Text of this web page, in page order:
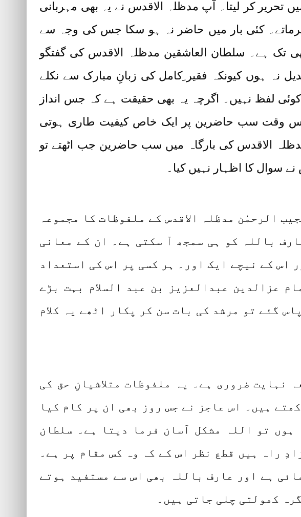
کر لیتا۔ آپ مدظلہ الاقدس نے یہ بھی مہربانی
کئی بار میں حاضر نہ ہو سکا جس کی وجہ سے
تک ہے۔ سلطان العاشقین مدظلہ الاقدس کی گفتگو
نہ ہوں کیونکہ فقیر ِکامل کی زبانِ مبارک سے نکلے
لفظ نہیں۔ اگرچہ یہ بھی حقیقت ہے کہ جس انداز
وقت سب حاضرین پر ایک خاص کیفیت طاری ہوتی
الاقدس کی بارگاہ میں سب حاضرین جب اٹھتے تو
سوال کا اظہار نہیں کیا۔
الرحمٰن مدظلہ الاقدس کے ملفوظات کا مجموعہ
باللہ کو ہی سمجھ آ سکتی ہے۔ ان کے معانی
اس کے نیچے ایک اور۔ ہر کسی پر اس کی استعداد
عزالدین عبدالعزیز بن عبد السلام بہت بڑے
گئے تو مرشد کی بات سن کر پکار اٹھے یہ کلام
نہایت ضروری ہے۔ یہ ملفوظات متلاشیانِ حق کی
ہیں۔ اس عاجز نے جس روز بھی ان پر کام کیا
تو اللہ مشکل آسان فرما دیتا ہے۔ سلطان
راہ ہیں قطع نظر اس کے کہ وہ کس مقام پر ہے۔
ہے اور عارف باللہ بھی اس سے مستفید ہوتے
کھولتی چلی جاتی ہیں۔